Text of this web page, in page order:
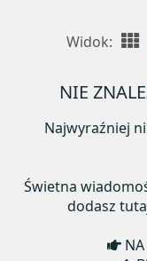
Widok:
NIE
Najwyraźniej
Świetna
dodasz